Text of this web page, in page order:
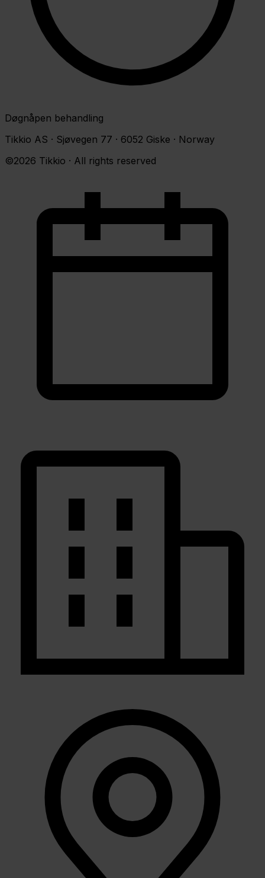
Døgnåpen behandling
Tikkio AS · Sjøvegen 77 · 6052 Giske · Norway
©2026 Tikkio · All rights reserved